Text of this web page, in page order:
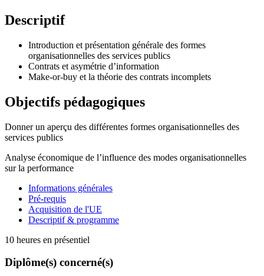
Descriptif
Introduction et présentation générale des formes
organisationnelles des services publics
Contrats et asymétrie d’information
Make-or-buy et la théorie des contrats incomplets
Objectifs pédagogiques
Donner un aperçu des différentes formes organisationnelles des
services publics
Analyse économique de l’influence des modes organisationnelles
sur la performance
Informations générales
Pré-requis
Acquisition de l'UE
Descriptif & programme
10 heures en présentiel
Diplôme(s) concerné(s)